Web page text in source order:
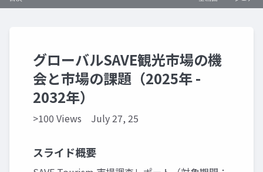
グローバルSAVE観光市場の機
会と市場の課題（2025年 -
2032年）
>100 Views July 27, 25
スライド概要